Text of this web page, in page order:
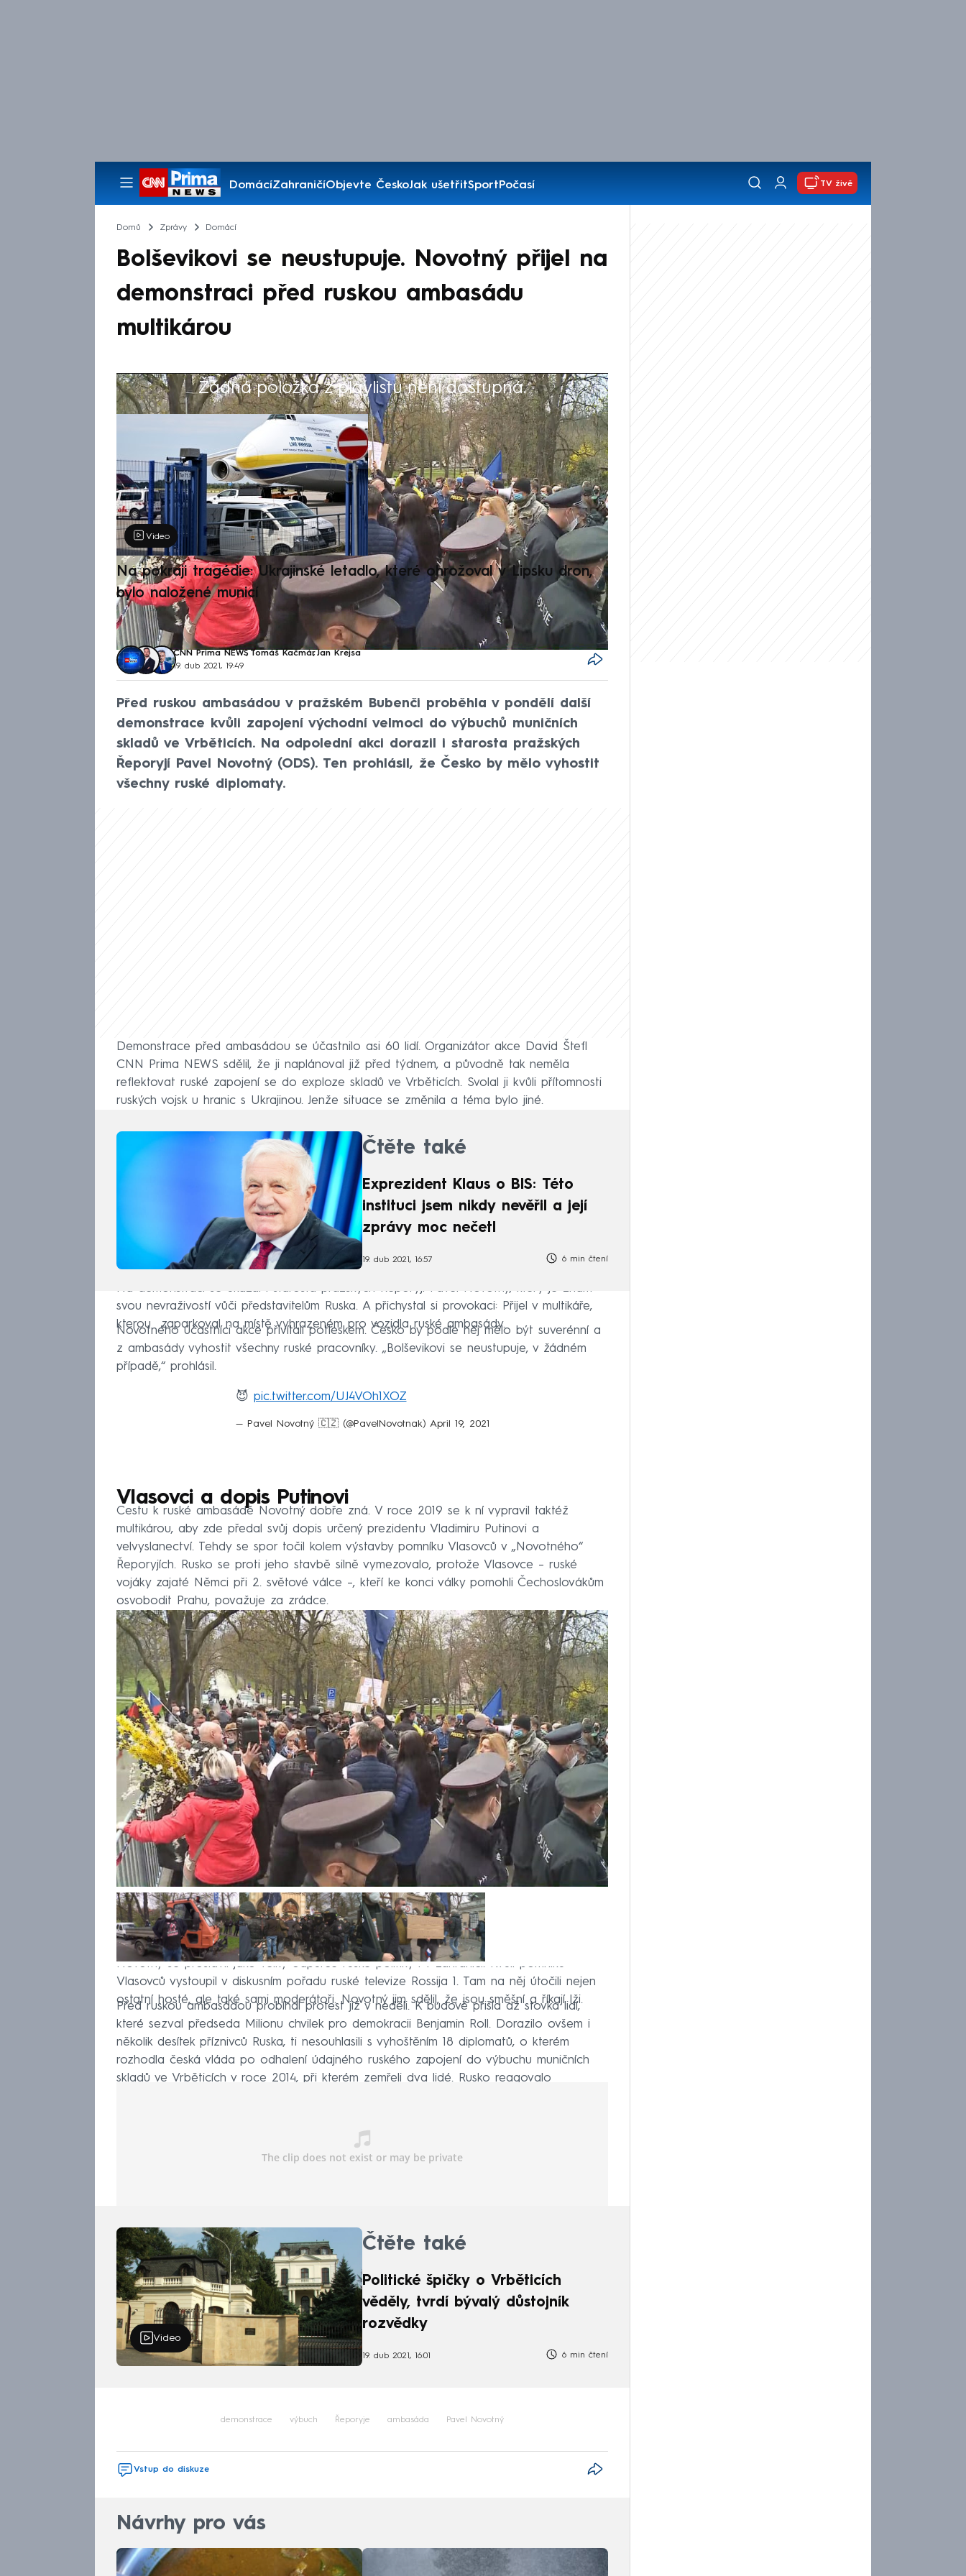
DomácíZahraničíObjevte ČeskoJak ušetřitSportPočasí
Pořady
TV živě
Domů Zprávy Domácí
Bolševikovi se neustupuje. Novotný přijel na
demonstraci před ruskou ambasádu
multikárou
Žádná položka z playlistu není dostupná.
Výběr redakce
Video
Na pokraji tragédie: Ukrajinské letadlo, které ohrožoval v Lipsku dron,
bylo naložené municí
CNN Prima NEWS, Tomáš Kačmár,Jan Krejsa
19. dub 2021, 19:49
Před ruskou ambasádou v pražském Bubenči proběhla v pondělí další
demonstrace kvůli zapojení východní velmoci do výbuchů muničních
skladů ve Vrběticích. Na odpolední akci dorazil i starosta pražských
Řeporyjí Pavel Novotný (ODS). Ten prohlásil, že Česko by mělo vyhostit
všechny ruské diplomaty.
Demonstrace před ambasádou se účastnilo asi 60 lidí. Organizátor akce David Štefl
CNN Prima NEWS sdělil, že ji naplánoval již před týdnem, a původně tak neměla
reflektovat ruské zapojení se do exploze skladů ve Vrběticích. Svolal ji kvůli přítomnosti
ruských vojsk u hranic s Ukrajinou. Jenže situace se změnila a téma bylo jiné.
Čtěte také
Exprezident Klaus o BIS: Této
instituci jsem nikdy nevěřil a její
zprávy moc nečetl
19. dub 2021, 16:57 6 min čtení
Na demonstraci se ukázal i starosta pražských Řeporyjí Pavel Novotný, který je znám
svou nevraživostí vůči představitelům Ruska. A přichystal si provokaci: Přijel v multikáře,
kterou zaparkoval na místě vyhrazeném pro vozidla ruské ambasády.
Novotného účastníci akce přivítali potleskem. Česko by podle něj mělo být suverénní a
z ambasády vyhostit všechny ruské pracovníky. „Bolševikovi se neustupuje, v žádném
případě,“ prohlásil.
😈 pic.twitter.com/UJ4VOh1XOZ
— Pavel Novotný 🇨🇿 (@PavelNovotnak) April 19, 2021
Vlasovci a dopis Putinovi
Cestu k ruské ambasádě Novotný dobře zná. V roce 2019 se k ní vypravil taktéž
multikárou, aby zde předal svůj dopis určený prezidentu Vladimiru Putinovi a
velvyslanectví. Tehdy se spor točil kolem výstavby pomníku Vlasovců v „Novotného“
Řeporyjích. Rusko se proti jeho stavbě silně vymezovalo, protože Vlasovce – ruské
vojáky zajaté Němci při 2. světové válce –, kteří ke konci války pomohli Čechoslovákům
osvobodit Prahu, považuje za zrádce.
Novotný se proslavil jako velký odpůrce ruské politiky i v zahraničí. Kvůli pomníku
Vlasovců vystoupil v diskusním pořadu ruské televize Rossija 1. Tam na něj útočili nejen
ostatní hosté, ale také sami moderátoři. Novotný jim sdělil, že jsou směšní a říkají lži.
Před ruskou ambasádou probíhal protest již v neděli. K budově přišla až stovka lidí,
které sezval předseda Milionu chvilek pro demokracii Benjamin Roll. Dorazilo ovšem i
několik desítek příznivců Ruska, ti nesouhlasili s vyhoštěním 18 diplomatů, o kterém
rozhodla česká vláda po odhalení údajného ruského zapojení do výbuchu muničních
skladů ve Vrběticích v roce 2014, při kterém zemřeli dva lidé. Rusko reagovalo
Video
Čtěte také
Politické špičky o Vrběticích
věděly, tvrdí bývalý důstojník
rozvědky
19. dub 2021, 16:01 6 min čtení
demonstrace výbuch Řeporyje ambasáda Pavel Novotný
Vstup do diskuze
Návrhy pro vás